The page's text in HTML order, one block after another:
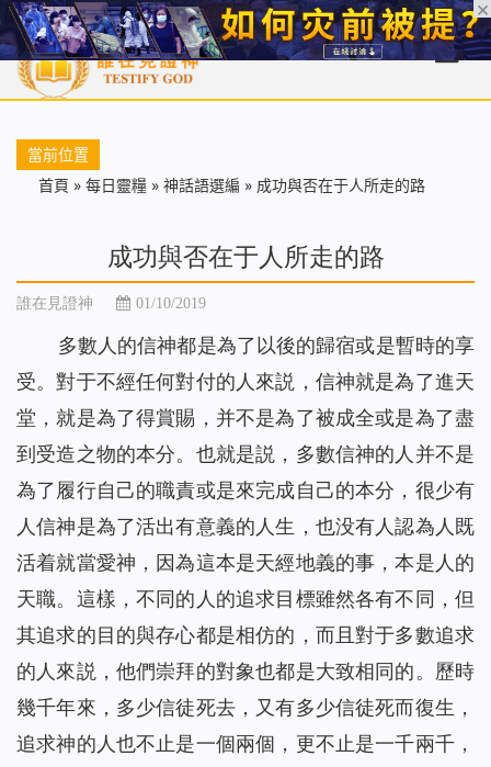
首頁 每日靈糧 天國福音 基督徒見證 信仰解答 聖經
當前位置
首頁 » 每日靈糧 » 神話語選編 » 成功與否在于人所走的路
成功與否在于人所走的路
誰在見證神 01/10/2019
多數人的信神都是為了以後的歸宿或是暫時的享
受。對于不經任何對付的人來説，信神就是為了進天
堂，就是為了得賞賜，并不是為了被成全或是為了盡
到受造之物的本分。也就是説，多數信神的人并不是
為了履行自己的職責或是來完成自己的本分，很少有
人信神是為了活出有意義的人生，也没有人認為人既
活着就當愛神，因為這本是天經地義的事，本是人的
天職。這樣，不同的人的追求目標雖然各有不同，但
其追求的目的與存心都是相仿的，而且對于多數追求
的人來説，他們崇拜的對象也都是大致相同的。歷時
幾千年來，多少信徒死去，又有多少信徒死而復生，
追求神的人也不止是一個兩個，更不止是一千兩千，